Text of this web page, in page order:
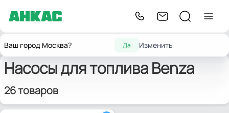
Ваш город Москва? Да Изменить
ГлавнаяНасосы
топлива
Насосы для топлива Benza
26 товаров